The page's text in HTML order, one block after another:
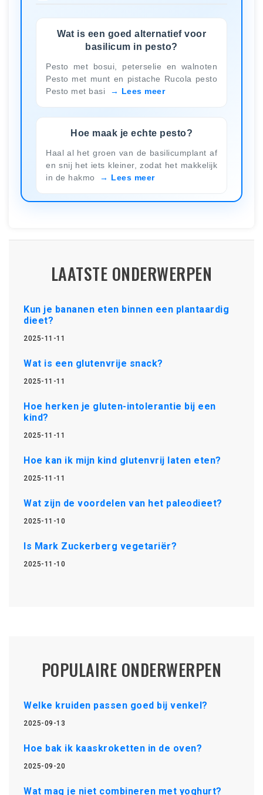
Wat is een goed alternatief voor
basilicum in pesto?
Pesto met bosui, peterselie en walnoten
Pesto met munt en pistache Rucola pesto
Pesto met basi
Lees meer
Hoe maak je echte pesto?
Haal al het groen van de basilicumplant af
en snij het iets kleiner, zodat het makkelijk
in de hakmo
Lees meer
LAATSTE ONDERWERPEN
Kun je bananen eten binnen een plantaardig
dieet?
2025-11-11
Wat is een glutenvrije snack?
2025-11-11
Hoe herken je gluten-intolerantie bij een
kind?
2025-11-11
Hoe kan ik mijn kind glutenvrij laten eten?
2025-11-11
Wat zijn de voordelen van het paleodieet?
2025-11-10
Is Mark Zuckerberg vegetariër?
2025-11-10
POPULAIRE ONDERWERPEN
Welke kruiden passen goed bij venkel?
2025-09-13
Hoe bak ik kaaskroketten in de oven?
2025-09-20
Wat mag je niet combineren met yoghurt?